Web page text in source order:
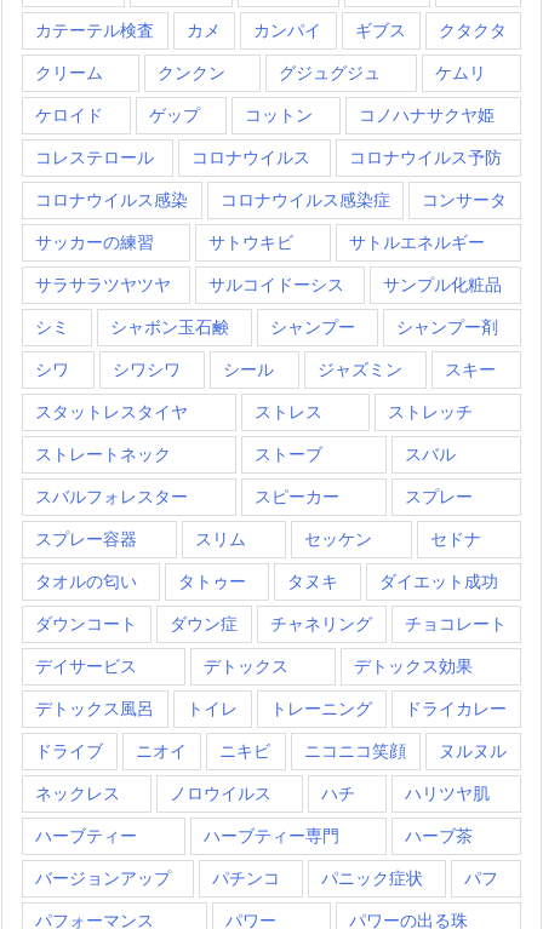
カテーテル検査 カメ カンパイ ギブス クタクタ
クリーム クンクン グジュグジュ ケムリ
ケロイド ゲップ コットン コノハナサクヤ姫
コレステロール コロナウイルス コロナウイルス予防
コロナウイルス感染 コロナウイルス感染症 コンサータ
サッカーの練習 サトウキビ サトルエネルギー
サラサラツヤツヤ サルコイドーシス サンプル化粧品
シミ シャボン玉石鹸 シャンプー シャンプー剤
シワ シワシワ シール ジャズミン スキー
スタットレスタイヤ ストレス ストレッチ
ストレートネック ストーブ スバル
スバルフォレスター スピーカー スプレー
スプレー容器 スリム セッケン セドナ
タオルの匂い タトゥー タヌキ ダイエット成功
ダウンコート ダウン症 チャネリング チョコレート
デイサービス デトックス デトックス効果
デトックス風呂 トイレ トレーニング ドライカレー
ドライブ ニオイ ニキビ ニコニコ笑顔 ヌルヌル
ネックレス ノロウイルス ハチ ハリツヤ肌
ハーブティー ハーブティー専門 ハーブ茶
バージョンアップ パチンコ パニック症状 パフ
パフォーマンス パワー パワーの出る珠